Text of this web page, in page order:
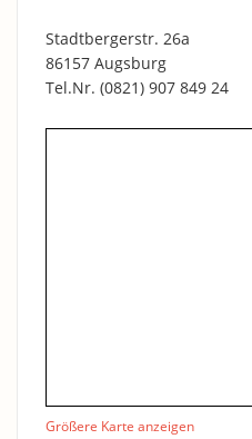
Stadtbergerstr. 26a
86157 Augsburg
Tel.Nr. (0821) 907 849 24
Größere Karte anzeigen